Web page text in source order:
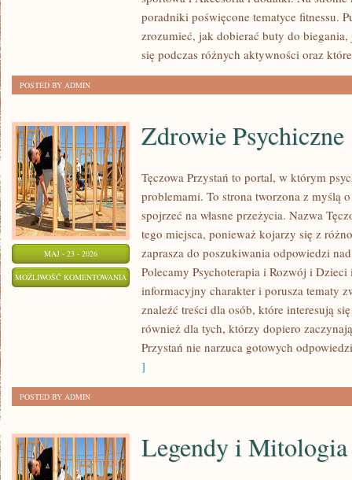
poradniki poświęcone tematyce fitnessu.
zrozumieć, jak dobierać buty do
się podczas różnych aktywności oraz
POSTED BY ADMIN
MAJ - 23 - 2026
MOŻLIWOŚĆ KOMENTOWANIA ZDROWIE
PSYCHICZNE
Zdrowie Psychiczne
Tęczowa Przystań to portal, w którym
problemami. To strona tworzona z myślą
spojrzeć na własne przeżycia. Nazwa
tego miejsca, ponieważ kojarzy się z
zaprasza do poszukiwania odpowiedzi
Polecamy Psychoterapia i Rozwój i Dzieci
informacyjny charakter i porusza tematy
znaleźć treści dla osób, które interesują
również dla tych, którzy dopiero
Przystań nie narzuca gotowych
]
POSTED BY ADMIN
Legendy i Mitologia